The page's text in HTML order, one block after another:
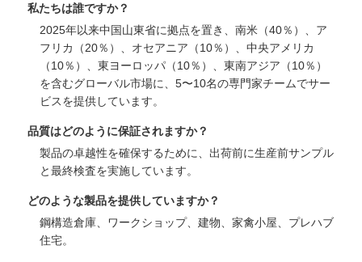
私たちは誰ですか？
2025年以来中国山東省に拠点を置き、南米（40％）、ア
フリカ（20％）、オセアニア（10％）、中央アメリカ
（10％）、東ヨーロッパ（10％）、東南アジア（10％）
を含むグローバル市場に、5〜10名の専門家チームでサー
ビスを提供しています。
品質はどのように保証されますか？
製品の卓越性を確保するために、出荷前に生産前サンプル
と最終検査を実施しています。
どのような製品を提供していますか？
鋼構造倉庫、ワークショップ、建物、家禽小屋、プレハブ
住宅。